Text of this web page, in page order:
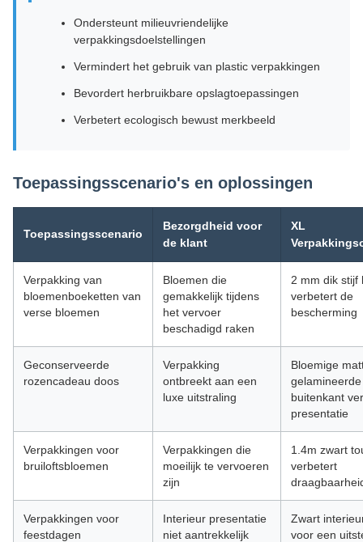
Ondersteunt milieuvriendelijke
verpakkingsdoelstellingen
Vermindert het gebruik van plastic verpakkingen
Bevordert herbruikbare opslagtoepassingen
Verbetert ecologisch bewust merkbeeld
Toepassingsscenario's en oplossingen
Toepassingsscenario
Bezorgdheid voor
de klant
XL
Verpakking van
bloemenboeketten van
verse bloemen
Bloemen die
gemakkelijk tijdens
het vervoer
beschadigd raken
2 mm dik stijf
verbetert de
bescherming
Geconserveerde
rozencadeau doos
Verpakking
ontbreekt aan een
luxe uitstraling
Bloemige
gelamineerde
buitenkant
presentatie
Verpakkingen voor
bruiloftsbloemen
Verpakkingen die
moeilijk te vervoeren
zijn
1.4m zwart
verbetert
Verpakkingen voor
feestdagen
Interieur presentatie
niet aantrekkelijk
Zwart
voor een